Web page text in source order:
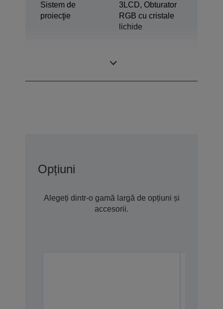
Sistem de
proiecţie
3LCD, Obturator
RGB cu cristale
lichide
Opțiuni
Alegeți dintr-o gamă largă de opțiuni și
accesorii.